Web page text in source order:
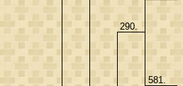
290.
581.